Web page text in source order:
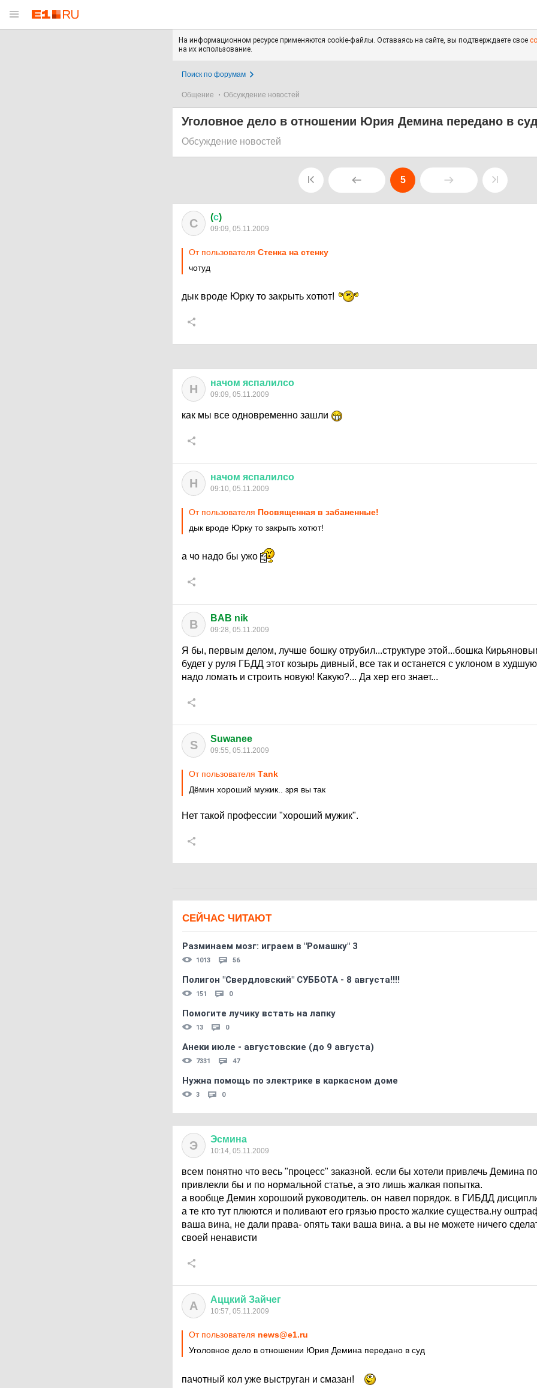
На информационном ресурсе применяются cookie-файлы. Оставаясь на сайте, вы подтверждаете свое
на их использование.
Поиск по форумам
Общение Обсуждение новостей
Уголовное дело в отношении Юрия Демина передано в
Обсуждение новостей
5
С (с)
09:09, 05.11.2009
От пользователя Стенка на стенку
чотуд
дык вроде Юрку то закрыть хотют!
Н начом яспалилсо
09:09, 05.11.2009
как мы все одновременно зашли
Н начом яспалилсо
09:10, 05.11.2009
От пользователя Посвященная в забаненные!
дык вроде Юрку то закрыть хотют!
а чо надо бы ужо
B BAB nik
09:28, 05.11.2009
Я бы, первым делом, лучше бошку отрубил...структуре этой...бошка
будет у руля ГБДД этот козырь дивный, все так и останется с уклоном в
надо ломать и строить новую! Какую?... Да хер его знает...
S Suwanee
09:55, 05.11.2009
От пользователя Tаnk
Дёмин хороший мужик.. зря вы так
Нет такой профессии "хороший мужик".
СЕЙЧАС ЧИТАЮТ
Разминаем мозг: играем в "Ромашку" 3
1013 56
Полигон "Свердловский" СУББОТА - 8 августа!!!!
151 0
Помогите лучику встать на лапку
13 0
Анеки июле - августовские (до 9 августа)
7331 47
Нужна помощь по электрике в каркасном доме
3 0
Э Эсмина
10:14, 05.11.2009
всем понятно что весь "процесс" заказной. если бы хотели привлечь Демина
привлекли бы и по нормальной статье, а это лишь жалкая попытка.
а вообще Демин хорошоий руководитель. он навел порядок. в ГИБДД
а те кто тут плюются и поливают его грязью просто жалкие существа.ну
ваша вина, не дали права- опять таки ваша вина. а вы не можете ничего
своей ненависти
А Аццкий Зайчег
10:57, 05.11.2009
От пользователя news@e1.ru
Уголовное дело в отношении Юрия Демина передано в суд
пачотный кол уже выструган и смазан!